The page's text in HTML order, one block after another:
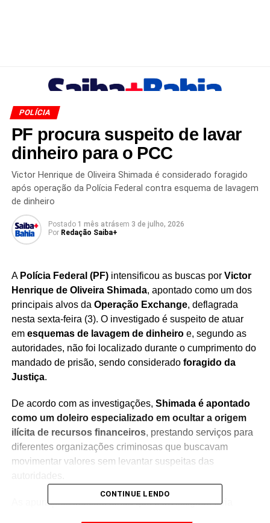
POLÍCIA
PF procura suspeito de lavar
dinheiro para o PCC
Victor Henrique de Oliveira Shimada é considerado foragido
após operação da Polícia Federal contra esquema de lavagem
de dinheiro
Postado 1 mês atrásem 3 de julho, 2026
Por Redação Saiba+
A Polícia Federal (PF)intensificou as buscas por Victor
Henrique de Oliveira Shimada, apontado como um dos
principais alvos da Operação Exchange, deflagrada
nesta sexta-feira (3). O investigado é suspeito de atuar
em esquemas de lavagem de dinheiroe, segundo as
autoridades, não foi localizado durante o cumprimento do
mandado de prisão, sendo considerado foragido da
Justiça.
De acordo com as investigações, Shimada é apontado
como um doleiro especializado em ocultar a origem
ilícita de recursos financeiros, prestando serviços para
diferentes organizações criminosas que buscavam
movimentar valores sem levantar suspeitas das
As apurações indicam ainda que o investigado teria
CONTINUE LENDO